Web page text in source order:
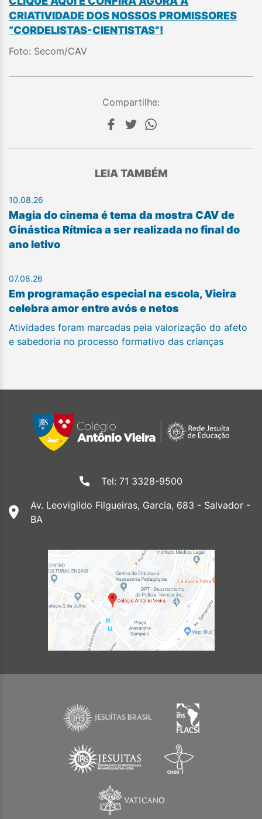
CRIATIVIDADE DOS NOSSOS PROMISSORES
“CORDELISTAS-CIENTISTAS”!
Foto: Secom/CAV
Compartilhe:
LEIA TAMBÉM
10.08.26
Magia do cinema é tema da mostra CAV de
Ginástica Rítmica a ser realizada no final do
ano letivo
07.08.26
Em programação especial na escola, Vieira
celebra amor entre avós e netos
Atividades foram marcadas pela valorização do afeto
e sabedoria no processo formativo das crianças
Tel: 71 3328-9500
Av. Leovigildo Filgueiras, Garcia, 683 - Salvador -
BA